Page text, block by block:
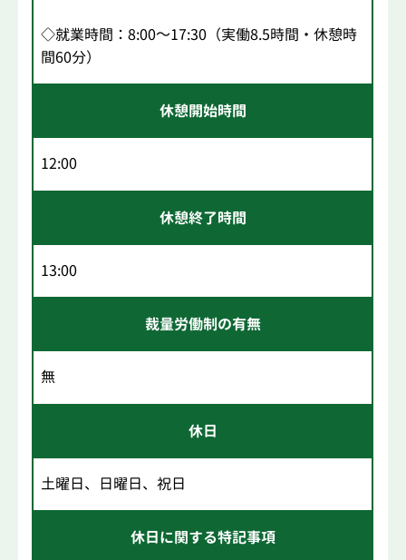
◇就業時間：8:00～17:30（実働8.5時間・休憩時
間60分）
休憩開始時間
12:00
休憩終了時間
13:00
裁量労働制の有無
無
休日
土曜日、日曜日、祝日
休日に関する特記事項